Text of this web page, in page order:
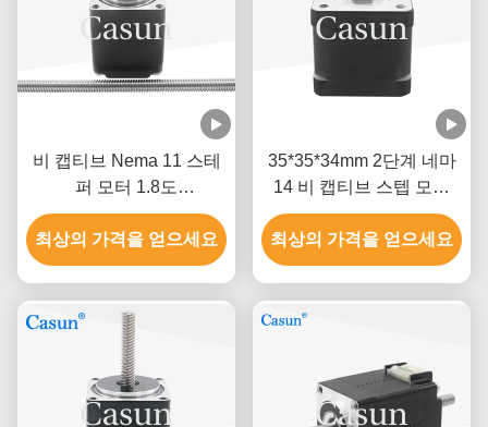
비 캡티브 Nema 11 스테
퍼 모터 1.8도
28*28*33mm 0.8A 정밀
기기
최상의 가격을 얻으세요
35*35*34mm 2단계 네마
14 비 캡티브 스텝 모터
1.5A
최상의 가격을 얻으세요